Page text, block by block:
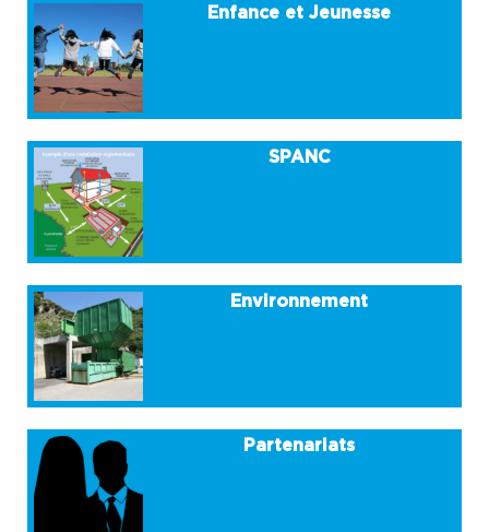
Enfance et Jeunesse
SPANC
Environnement
Partenariats